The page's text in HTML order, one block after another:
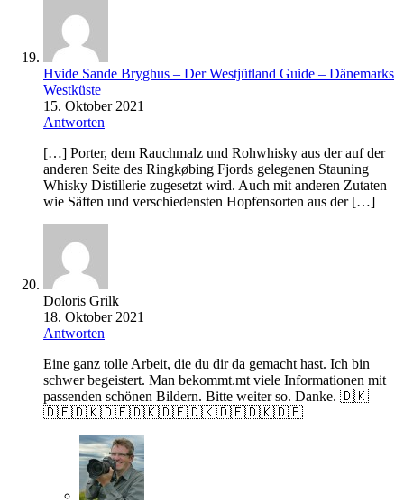
Hvide Sande Bryghus – Der Westjütland Guide – Dänemarks
Westküste
15. Oktober 2021
Antworten
[…] Porter, dem Rauchmalz und Rohwhisky aus der auf der
anderen Seite des Ringkøbing Fjords gelegenen Stauning
Whisky Distillerie zugesetzt wird. Auch mit anderen Zutaten
wie Säften und verschiedensten Hopfensorten aus der […]
Doloris Grilk
18. Oktober 2021
Antworten
Eine ganz tolle Arbeit, die du dir da gemacht hast. Ich bin
schwer begeistert. Man bekommt.mt viele Informationen mit
passenden schönen Bildern. Bitte weiter so. Danke. 🇩🇰
🇩🇪🇩🇰🇩🇪🇩🇰🇩🇪🇩🇰🇩🇪🇩🇰🇩🇪